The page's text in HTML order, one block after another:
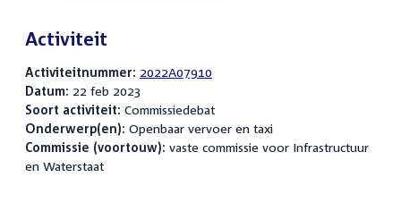
Activiteit
Activiteitnummer: 2022A07910
Datum: 22 feb 2023
Soort activiteit: Commissiedebat
Onderwerp(en): Openbaar vervoer en taxi
Commissie (voortouw): vaste commissie voor Infrastructuur
en Waterstaat